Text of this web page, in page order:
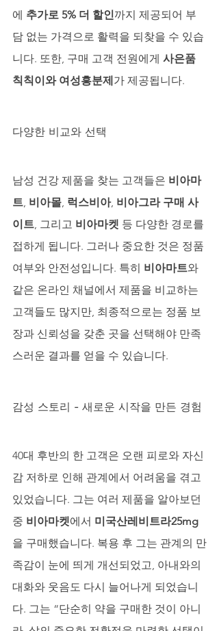
에 추가로 5% 더 할인까지 제공되어 부
담 없는 가격으로 활력을 되찾을 수 있습
니다. 또한, 구매 고객 전원에게 사은품
칙칙이와 여성흥분제가 제공됩니다.
다양한 비교와 선택
남성 건강 제품을 찾는 고객들은 비아마
트, 비아몰, 럭스비아, 비아그라 구매 사
이트, 그리고 비아마켓 등 다양한 경로를
접하게 됩니다. 그러나 중요한 것은 정품
여부와 안전성입니다. 특히 비아마트와
같은 온라인 채널에서 제품을 비교하는
고객들도 많지만, 최종적으로는 정품 보
장과 신뢰성을 갖춘 곳을 선택해야 만족
스러운 결과를 얻을 수 있습니다.
감성 스토리 - 새로운 시작을 만든 경험
40대 후반의 한 고객은 오랜 피로와 자신
감 저하로 인해 관계에서 어려움을 겪고
있었습니다. 그는 여러 제품을 알아보던
중 비아마켓에서 미국산레비트라25mg
을 구매했습니다. 복용 후 그는 관계의 만
족감이 눈에 띄게 개선되었고, 아내와의
대화와 웃음도 다시 늘어나게 되었습니
다. 그는 “단순히 약을 구매한 것이 아니